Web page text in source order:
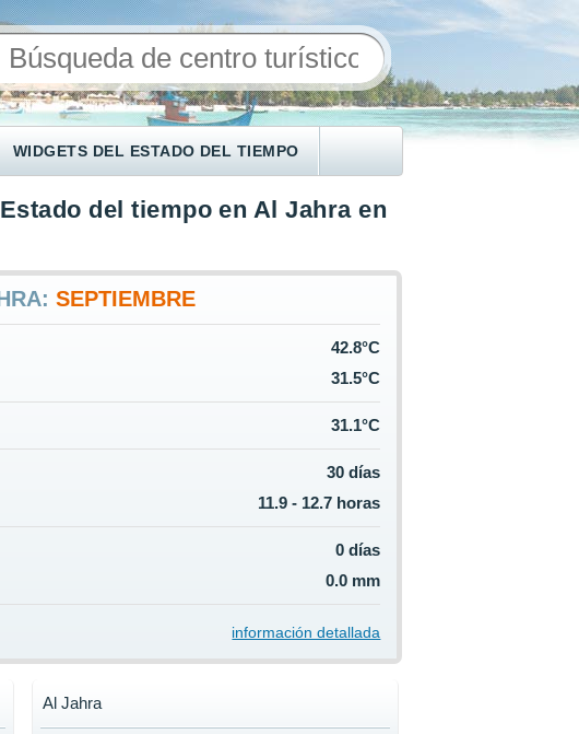
WIDGETS DEL ESTADO DEL TIEMPO
Estado del tiempo en Al Jahra en
SEPTIEMBRE
42.8°C
31.5°C
31.1°C
30 días
11.9 - 12.7 horas
0 días
0.0 mm
información detallada
Al Jahra